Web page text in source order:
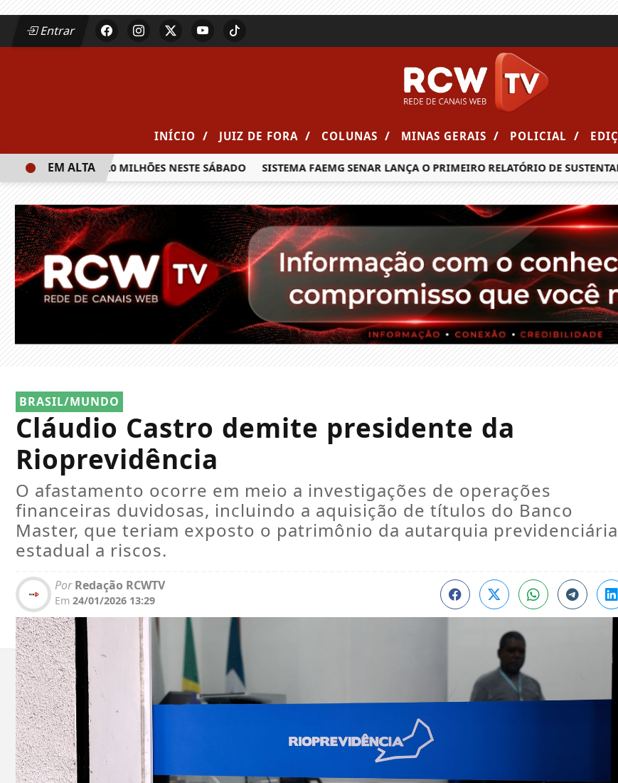
Entrar
INÍCIO / JUIZ DE FORA / COLUNAS / MINAS GERAIS / POLICIAL /
PRÊMIO DE R$ 20 MILHÕES NESTE SÁBADO SISTEMA FAEMG SENAR LANÇA O PRIMEIRO RELATÓRIO DE
EM ALTA
BRASIL/MUNDO
Cláudio Castro demite presidente da
Rioprevidência
O afastamento ocorre em meio a investigações de operações
financeiras duvidosas, incluindo a aquisição de títulos do Banco
Master, que teriam exposto o patrimônio da autarquia previdenciária
estadual a riscos.
PorRedação RCWTV
Em 24/01/2026 13:29